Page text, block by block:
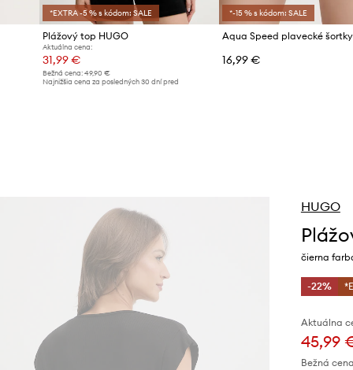
*EXTRA -5 % s kódom: SALE
Plážový top HUGO
Aktuálna cena:
31,99 €
Bežná cena: 49,90 €
Najnižšia cena za posledných 30 dní pred
*-15 % s kódom: SALE
16,99 €
HUGO
čierna
-22%
Aktuálna
45,99
Bežná